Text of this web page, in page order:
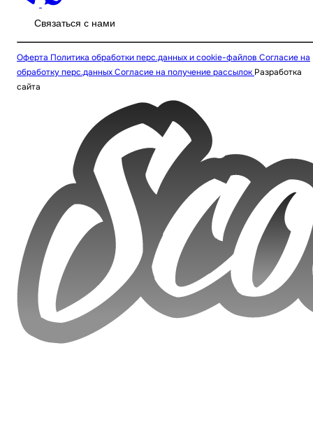
Связаться с нами
Оферта Политика обработки перс.данных и cookie-файлов Согласие на
обработку перс.данныхСогласие на получение рассылок Разработка
сайта